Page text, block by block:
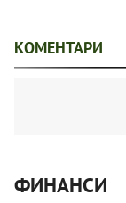
КОМЕНТАРИ
ФИНАНСИ